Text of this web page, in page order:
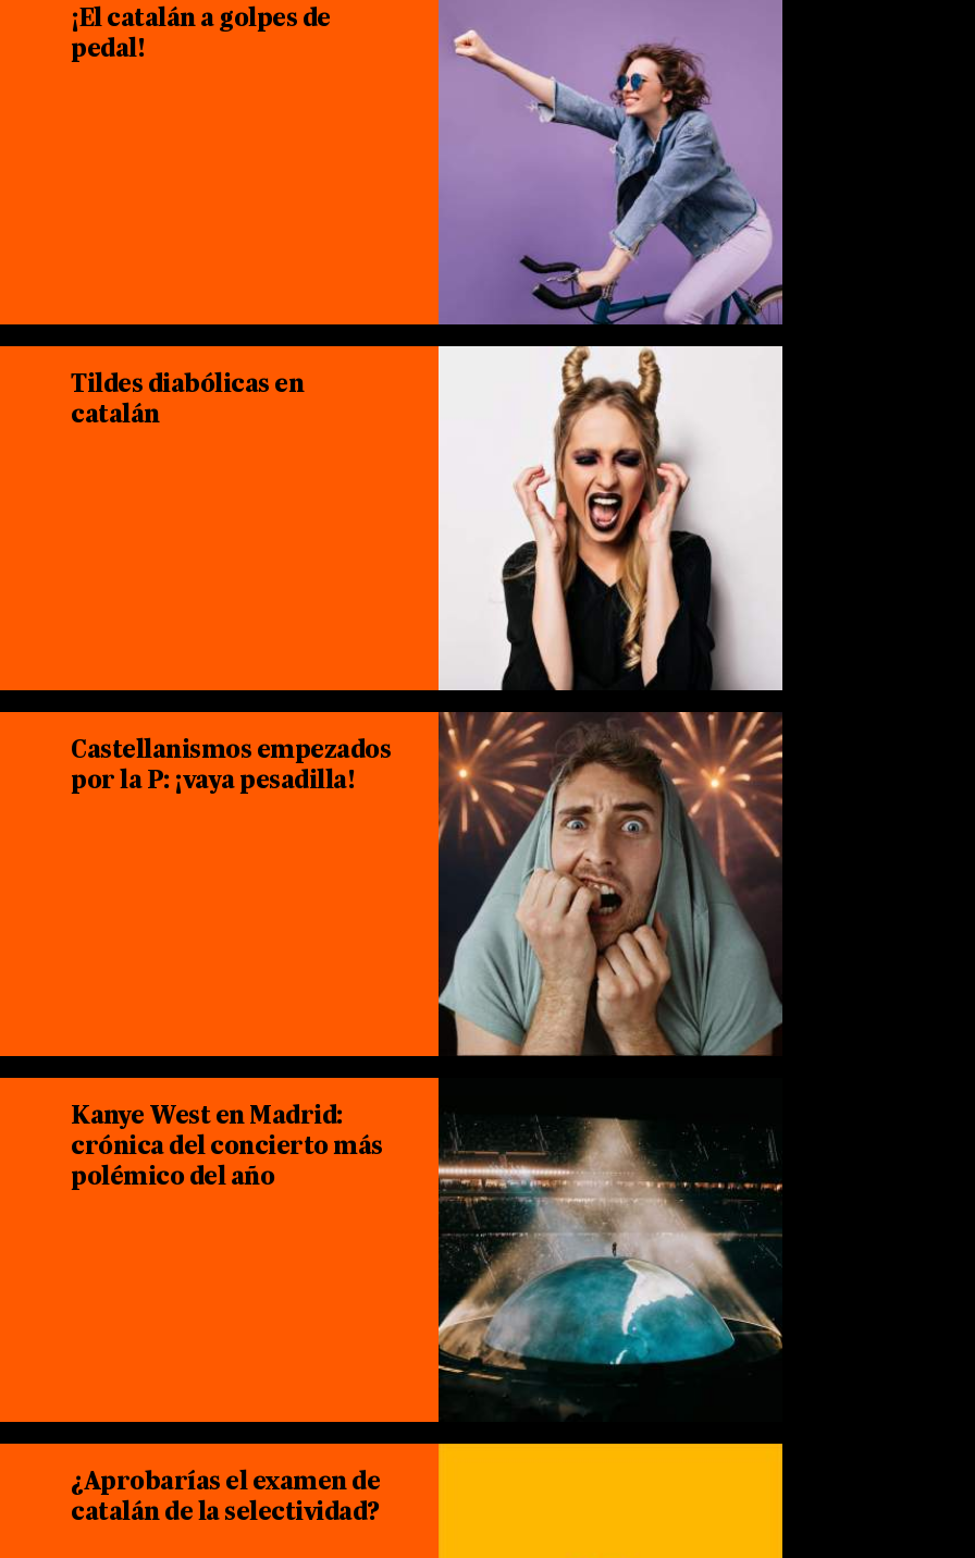
¡El catalán a golpes de
pedal!
Tildes diabólicas en
catalán
Castellanismos empezados
por la P: ¡vaya pesadilla!
Kanye West en Madrid:
crónica del concierto más
polémico del año
¿Aprobarías el examen de
catalán de la selectividad?